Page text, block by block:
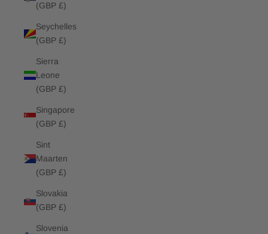
(GBP £)
Seychelles
(GBP £)
Sierra
Leone
(GBP £)
Singapore
(GBP £)
Sint
Maarten
(GBP £)
Slovakia
(GBP £)
Slovenia